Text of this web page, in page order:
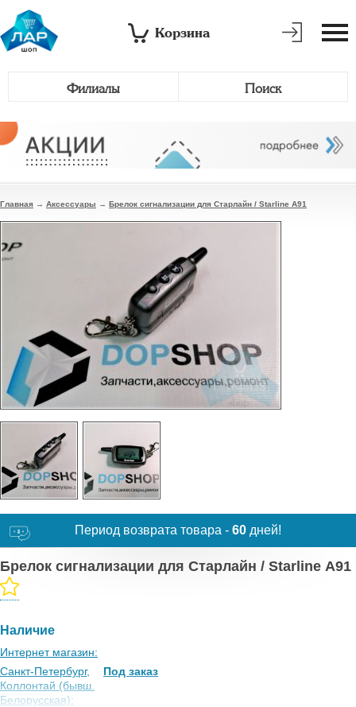
Корзина
Филиалы Поиск
Главная → Аксессуары → Брелок сигнализации для Старлайн / Starline А91
Период возврата товара - 60 дней!
Брелок сигнализации для Старлайн / Starline А91
Наличие
Интернет магазин:
Санкт-Петербург,
Коллонтай (бывш.
Белорусская):
Под заказ